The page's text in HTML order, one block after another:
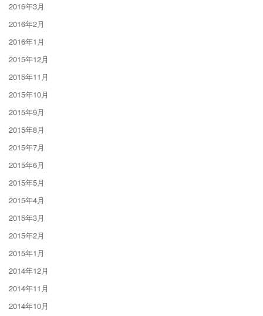
2016年3月
2016年2月
2016年1月
2015年12月
2015年11月
2015年10月
2015年9月
2015年8月
2015年7月
2015年6月
2015年5月
2015年4月
2015年3月
2015年2月
2015年1月
2014年12月
2014年11月
2014年10月